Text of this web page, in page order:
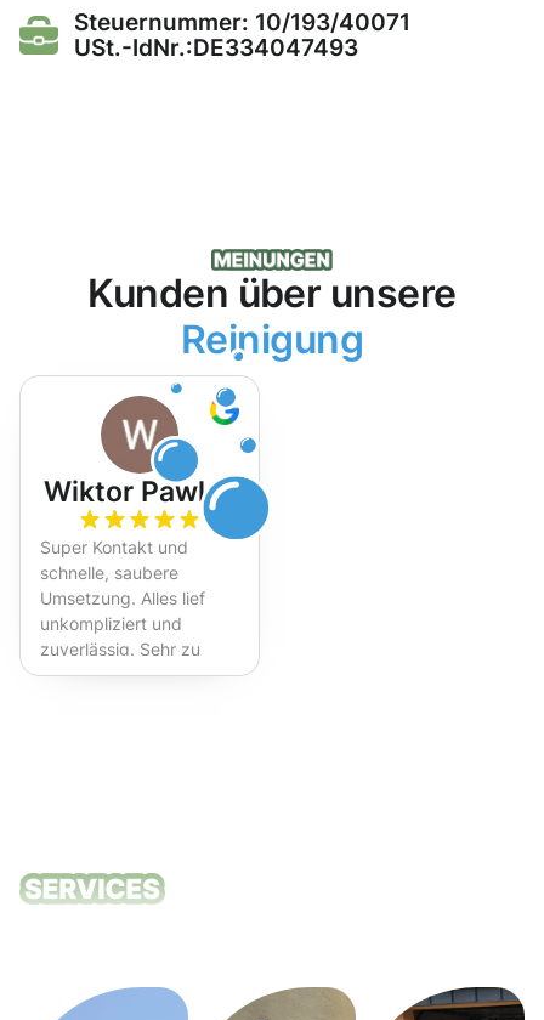
Steuernummer: 10/193/40071
USt.-IdNr.:DE334047493
Kunden über unsere
Reinigung
Wiktor Pawlak
Super Kontakt und
schnelle, saubere
Umsetzung. Alles lief
unkompliziert und
zuverlässig. Sehr zu
empfehlen!